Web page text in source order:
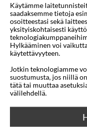
Mihin
Lähtö aikaisintaan
Alin tähtiluokitus
Haluatko
Käytämme
saadaksemme tietoja
osoitteestasi sekä
yksityiskohtaisesti
Hylkääminen voi
käytettävyyteen.
Jotkin teknologiamme
suostumusta, jos niillä
tätä tai muuttaa
välilehdellä.